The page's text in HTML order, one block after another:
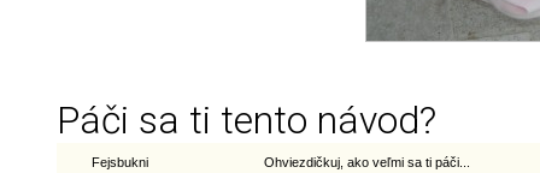
Páči sa ti tento návod?
Fejsbukni Ohviezdičkuj, ako veľmi sa ti páči...